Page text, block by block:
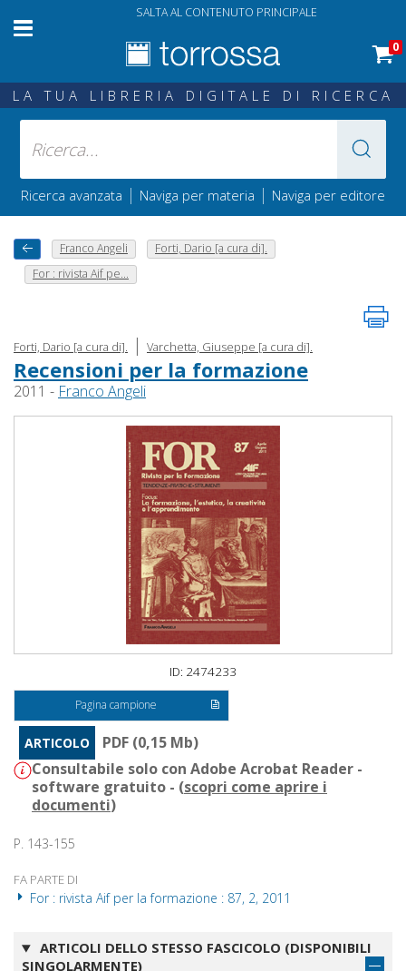
SALTA AL CONTENUTO PRINCIPALE
0
LA TUA LIBRERIA DIGITALE DI RICERCA
Ricerca avanzata | Naviga per materia | Naviga per editore
Franco Angeli
Forti, Dario [a cura di].
For : rivista Aif pe...
Forti, Dario [a cura di]. | Varchetta, Giuseppe [a cura di].
Recensioni per la formazione
2011 - Franco Angeli
ID: 2474233
Pagina campione
ARTICOLO
PDF (0,15 Mb)
Consultabile solo con Adobe Acrobat Reader -
software gratuito - (scopri come aprire i
documenti)
P. 143-155
FA PARTE DI
For : rivista Aif per la formazione : 87, 2, 2011
ARTICOLI DELLO STESSO FASCICOLO (DISPONIBILI
SINGOLARMENTE)